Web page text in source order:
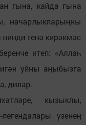
гына, кайда гына
начарлыкларыңны
генә кирәкмәс
итеп: «Аллаһ
уйны аңыбызга
диләр.
кызыклы,
үзенең